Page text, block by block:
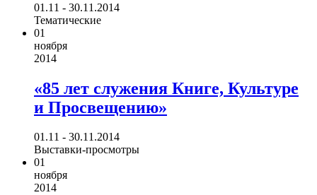
01.11 - 30.11.2014
Тематические
01
ноября
2014
«85 лет служения Книге, Культуре
и Просвещению»
01.11 - 30.11.2014
Выставки-просмотры
01
ноября
2014